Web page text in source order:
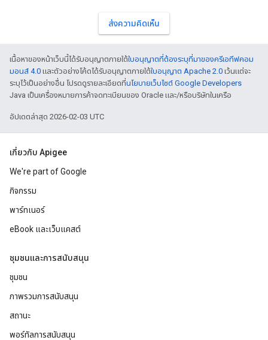
ส่งความคิดเห็น
เนื้อหาของหน้าเว็บนี้ได้รับอนุญาตภายใต้ใบอนุญาตที่ต้องระบุที่มาของครีเอทีฟคอม
มอนส์ 4.0 และตัวอย่างโค้ดได้รับอนุญาตภายใต้ใบอนุญาต Apache 2.0 เว้นแต่จะ
ระบุไว้เป็นอย่างอื่น โปรดดูรายละเอียดที่นโยบายเว็บไซต์ Google Developers
Java เป็นเครื่องหมายการค้าจดทะเบียนของ Oracle และ/หรือบริษัทในเครือ
อัปเดตล่าสุด 2026-02-03 UTC
เกี่ยวกับ Apigee
We're part of Google
กิจกรรม
พาร์ทเนอร์
eBook และเว็บแคสต์
ชุมชนและการสนับสนุน
ชุมชน
ภาพรวมการสนับสนุน
สถานะ
พอร์ทัลการสนับสนุน